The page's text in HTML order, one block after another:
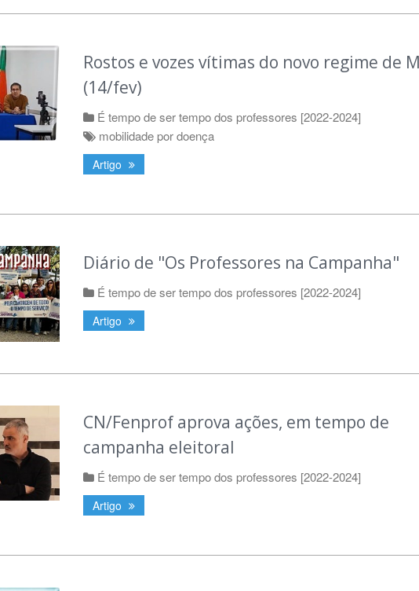
Rostos e vozes vítimas do novo regime de
(14/fev)
É tempo de ser tempo dos professores [2022-2024]
mobilidade por doença
Artigo
Diário de "Os Professores na Campanha"
É tempo de ser tempo dos professores [2022-2024]
Artigo
CN/Fenprof aprova ações, em tempo de
campanha eleitoral
É tempo de ser tempo dos professores [2022-2024]
Artigo